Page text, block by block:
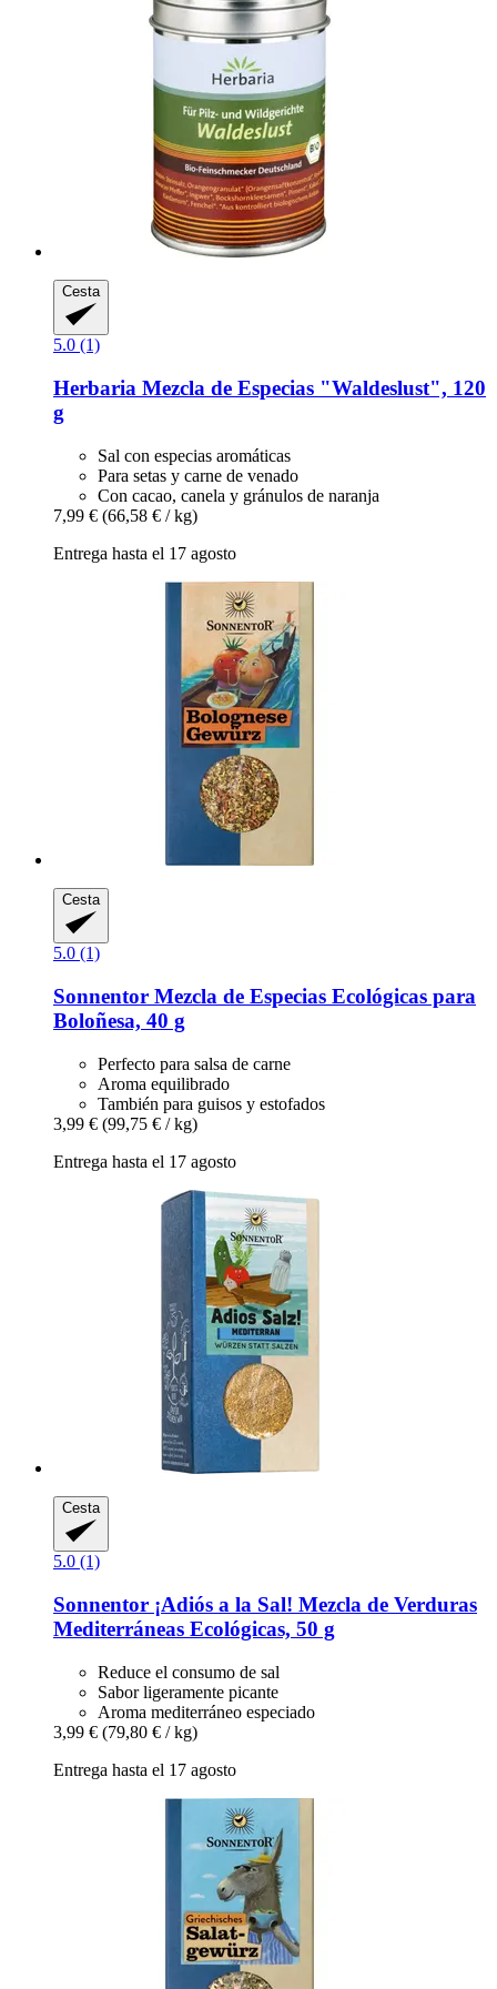
Cesta
5.0 (1)
Herbaria Mezcla de Especias "Waldeslust", 120
g
Sal con especias aromáticas
Para setas y carne de venado
Con cacao, canela y gránulos de naranja
7,99 € (66,58 € / kg)
Entrega hasta el 17 agosto
Cesta
5.0 (1)
Sonnentor Mezcla de Especias Ecológicas para
Boloñesa, 40 g
Perfecto para salsa de carne
Aroma equilibrado
También para guisos y estofados
3,99 € (99,75 € / kg)
Entrega hasta el 17 agosto
Cesta
5.0 (1)
Sonnentor ¡Adiós a la Sal! Mezcla de Verduras
Mediterráneas Ecológicas, 50 g
Reduce el consumo de sal
Sabor ligeramente picante
Aroma mediterráneo especiado
3,99 € (79,80 € / kg)
Entrega hasta el 17 agosto